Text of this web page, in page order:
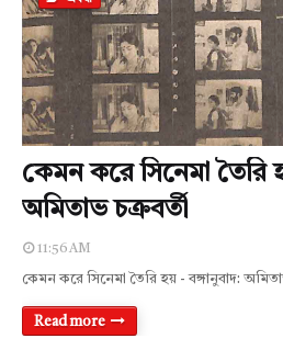
কেমন করে সিনেমা তৈরি
অমিতাভ চক্রবর্তী
11:56 AM
কেমন করে সিনেমা তৈরি হয় - বঙ্গানুবাদ:
Read more